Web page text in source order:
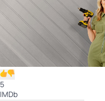
5
IMDb